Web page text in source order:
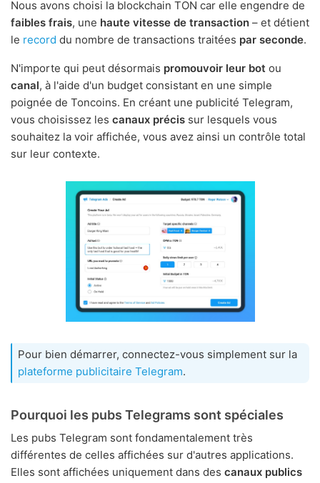
Nous avons choisi la blockchain TON car elle engendre de
faibles frais, une haute vitesse de transaction – et détient
le record du nombre de transactions traitées par seconde.
N'importe qui peut désormais promouvoir leur bot ou
canal, à l'aide d'un budget consistant en une simple
poignée de Toncoins. En créant une publicité Telegram,
vous choisissez les canaux précis sur lesquels vous
souhaitez la voir affichée, vous avez ainsi un contrôle total
sur leur contexte.
Pour bien démarrer, connectez-vous simplement sur la
plateforme publicitaire Telegram.
Pourquoi les pubs Telegrams sont spéciales
Les pubs Telegram sont fondamentalement très
différentes de celles affichées sur d'autres applications.
Elles sont affichées uniquement dans des canaux publics